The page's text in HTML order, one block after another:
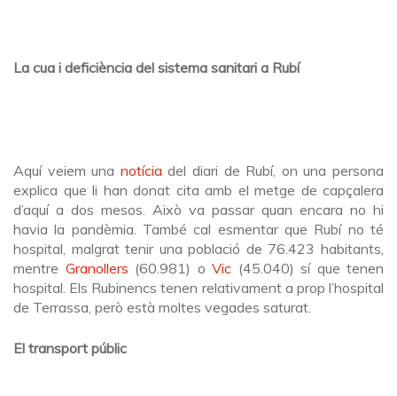
La cua i deficiència del sistema sanitari a Rubí
Aquí veiem una notícia del diari de Rubí, on una persona
explica que li han donat cita amb el metge de capçalera
d’aquí a dos mesos. Això va passar quan encara no hi
havia la pandèmia. També cal esmentar que Rubí no té
hospital, malgrat tenir una població de 76.423 habitants,
mentre Granollers (60.981) o Vic (45.040) sí que tenen
hospital. Els Rubinencs tenen relativament a prop l’hospital
de Terrassa, però està moltes vegades saturat.
El transport públic